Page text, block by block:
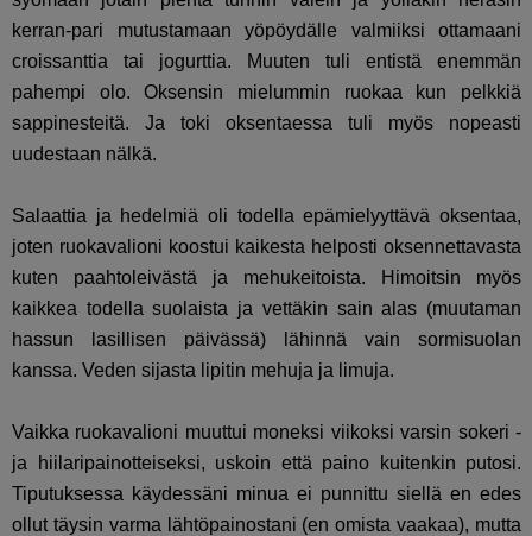
kerran-pari mutustamaan yöpöydälle valmiiksi ottamaani
croissanttia tai jogurttia. Muuten tuli entistä enemmän
pahempi olo. Oksensin mielummin ruokaa kun pelkkiä
sappinesteitä. Ja toki oksentaessa tuli myös nopeasti
uudestaan nälkä.
Salaattia ja hedelmiä oli todella epämielyyttävä oksentaa,
joten ruokavalioni koostui kaikesta helposti oksennettavasta
kuten paahtoleivästä ja mehukeitoista. Himoitsin myös
kaikkea todella suolaista ja vettäkin sain alas (muutaman
hassun lasillisen päivässä) lähinnä vain sormisuolan
kanssa. Veden sijasta lipitin mehuja ja limuja.
Vaikka ruokavalioni muuttui moneksi viikoksi varsin sokeri -
ja hiilaripainotteiseksi, uskoin että paino kuitenkin putosi.
Tiputuksessa käydessäni minua ei punnittu siellä en edes
ollut täysin varma lähtöpainostani (en omista vaakaa), mutta